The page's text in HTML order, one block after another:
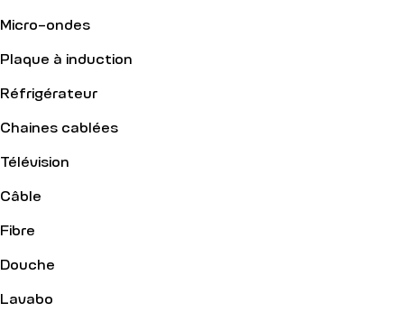
Micro-ondes
Plaque à induction
Réfrigérateur
Chaines cablées
Télévision
Câble
Fibre
Douche
Lavabo